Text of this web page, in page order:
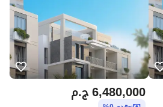
ج.م6,480,000